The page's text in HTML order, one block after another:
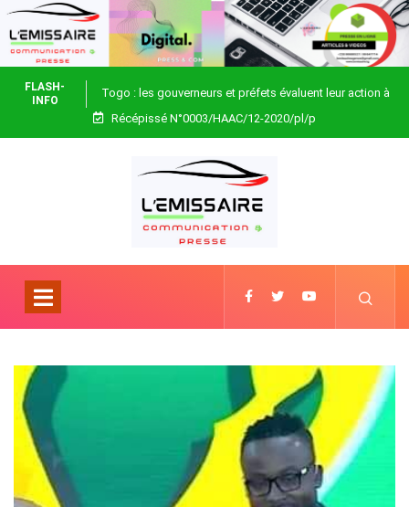
FLASH-
INFO
Togo : les gouverneurs et préfets évaluent leur action à
Blitta
Récépissé N°0003/HAAC/12-2020/pl/p